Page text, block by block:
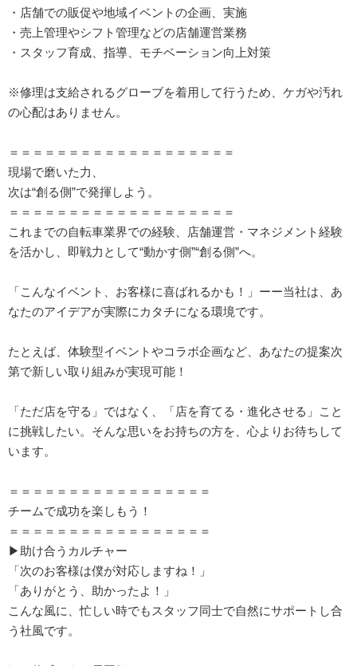
・店舗での販促や地域イベントの企画、実施
・売上管理やシフト管理などの店舗運営業務
・スタッフ育成、指導、モチベーション向上対策
※修理は支給されるグローブを着用して行うため、ケガや汚れ
の心配はありません。
＝＝＝＝＝＝＝＝＝＝＝＝＝＝＝＝＝＝＝
現場で磨いた力、
次は“創る側”で発揮しよう。
＝＝＝＝＝＝＝＝＝＝＝＝＝＝＝＝＝＝＝
これまでの自転車業界での経験、店舗運営・マネジメント経験
を活かし、即戦力として“動かす側”“創る側”へ。
「こんなイベント、お客様に喜ばれるかも！」ーー当社は、あ
なたのアイデアが実際にカタチになる環境です。
たとえば、体験型イベントやコラボ企画など、あなたの提案次
第で新しい取り組みが実現可能！
「ただ店を守る」ではなく、「店を育てる・進化させる」こと
に挑戦したい。そんな思いをお持ちの方を、心よりお待ちして
います。
＝＝＝＝＝＝＝＝＝＝＝＝＝＝＝＝＝
チームで成功を楽しもう！
＝＝＝＝＝＝＝＝＝＝＝＝＝＝＝＝＝
▶助け合うカルチャー
「次のお客様は僕が対応しますね！」
「ありがとう、助かったよ！」
こんな風に、忙しい時でもスタッフ同士で自然にサポートし合
う社風です。